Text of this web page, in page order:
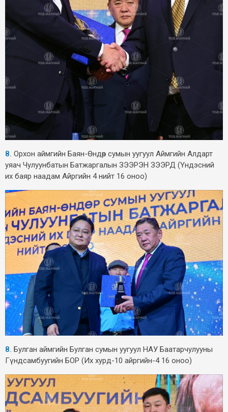
8. Орхон аймгийн Баян-Өндөр сумын уугуул Аймгийн Алдарт
уяач Чулуунбатын Батжаргалын ЗЭЭРЭН ЗЭЭРД (Үндэсний
их баяр наадам Айргийн 4 нийт 16 оноо)
8. Булган аймгийн Булган сумын уугуул НАУ Баатарчулууны
Гүндсамбуугийн БОР (Их хурд-10 айргийн-4 16 оноо)